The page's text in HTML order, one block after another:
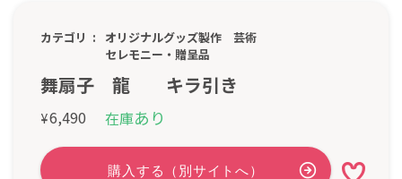
カテゴリ オリジナルグッズ製作
芸術
セレモニー・贈呈品
舞扇子 龍 キラ引き
¥6,490 在庫あり